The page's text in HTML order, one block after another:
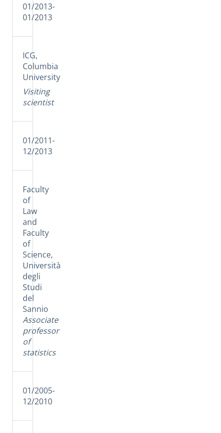
01/2013-
01/2013
ICG,
Columbia
University
Visiting
scientist
01/2011-
12/2013
Faculty
of
Law
and
Faculty
of
Science,
Università
degli
Studi
del
Sannio
Associate
professor
of
statistics
01/2005-
12/2010